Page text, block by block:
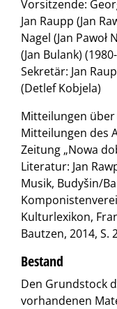
Vorsitzende:
Jan Raupp (Jan
Nagel (Jan Pawoł
(Jan Bulank)
Sekretär: Jan
(Detlef Kobjela)
Mitteilungen
Mitteilungen des
Zeitung „Nowa
Literatur: Jan
Musik, Budyšin/
Kulturlexikon,
Bautzen, 2014, S.
Bestand
Den Grundstock
vorhandenen